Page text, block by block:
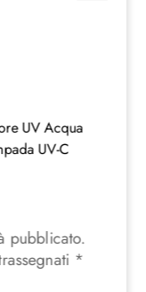
UV Acqua
UV-C
pubblicato.
*